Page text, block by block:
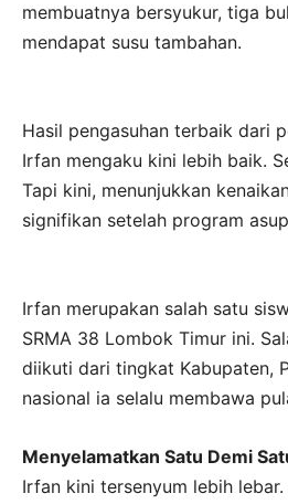
membuatnya bersyukur, tiga
mendapat susu tambahan.
Hasil pengasuhan terbaik dari
Irfan mengaku kini lebih baik.
Tapi kini, menunjukkan
signifikan setelah program
Irfan merupakan salah satu
SRMA 38 Lombok Timur ini.
diikuti dari tingkat Kabupaten,
nasional ia selalu membawa
Menyelamatkan Satu Demi
Irfan kini tersenyum lebih